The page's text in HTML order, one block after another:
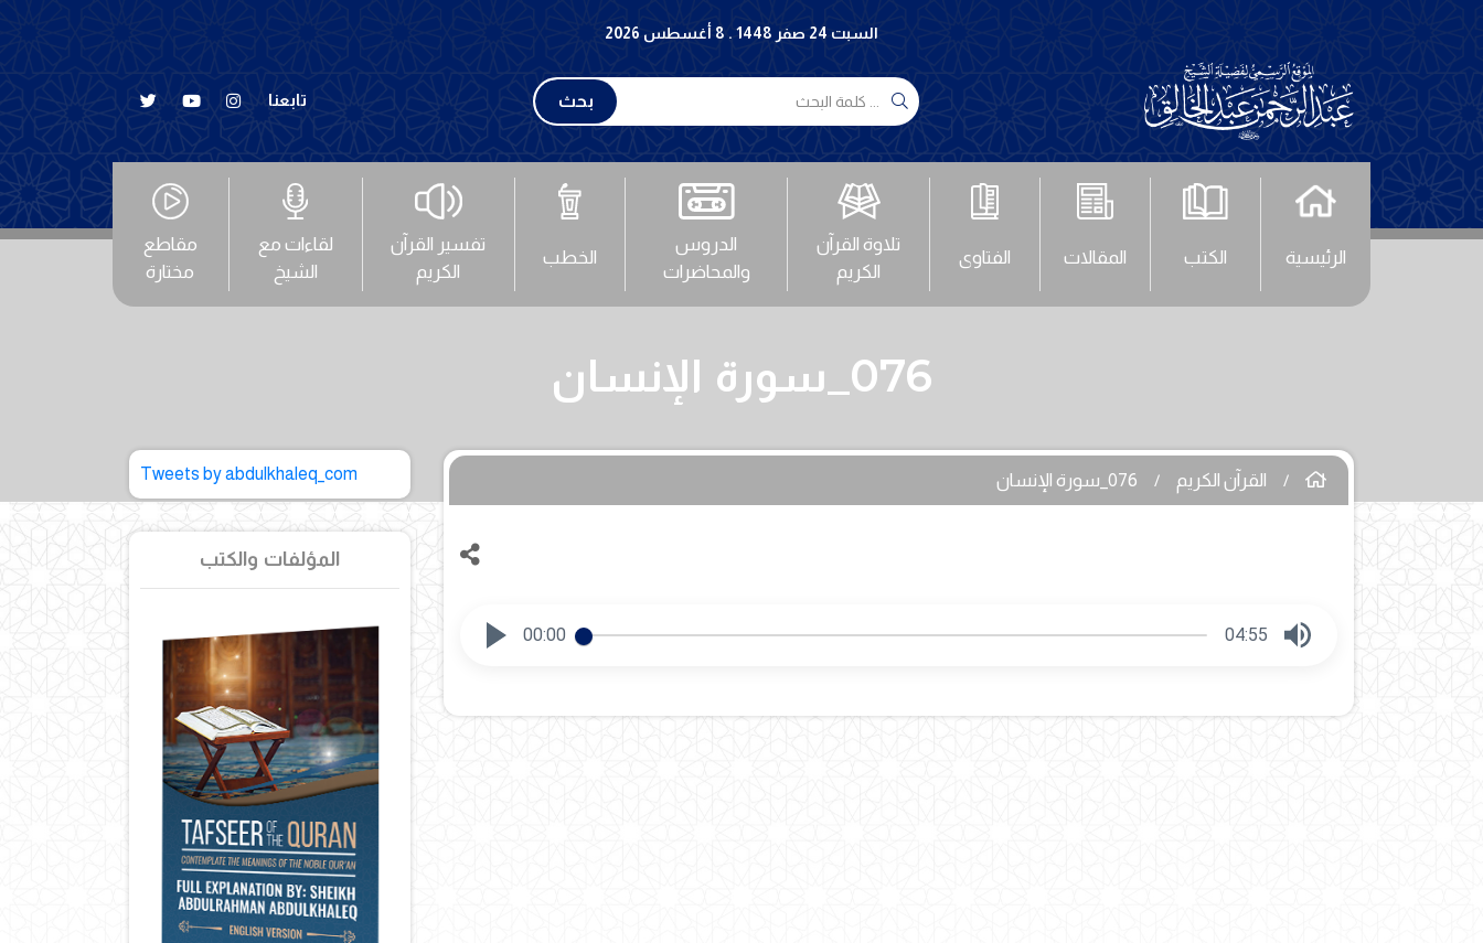
السبت 24 صفر 1448 . 8 أغسطس 2026
بحث تابعنا
الرئيسية الكتب المقالات الفتاوى
تلاوة القرآن
الكريم
الدروس
والمحاضرات
الخطب
تفسير القرآن
الكريم
لقاءات مع
الشيخ
مقاطع
مختارة
076_سورة الإنسان
القرآن الكريم 076_سورة الإنسان
00:00 04:55
Tweets by abdulkhaleq_com
المؤلفات والكتب